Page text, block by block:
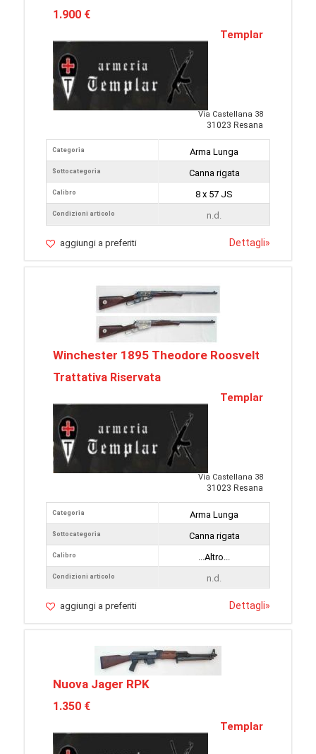
1.900 €
Templar
Via Castellana 38
31023 Resana
Categoria
Sottocategoria
Calibro
Condizioni articolo
Arma Lunga
Canna rigata
8 x 57 JS
n.d.
aggiungi a preferiti Dettagli»
Winchester 1895 Theodore Roosvelt
Trattativa Riservata
Templar
Via Castellana 38
31023 Resana
Categoria
Sottocategoria
Calibro
Condizioni articolo
Arma Lunga
Canna rigata
...Altro...
n.d.
aggiungi a preferiti Dettagli»
Nuova Jager RPK
1.350 €
Templar